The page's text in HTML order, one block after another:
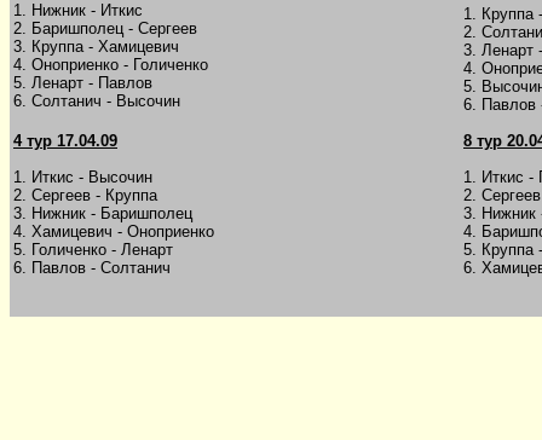
1. Нижник - Иткис
2. Баришполец - Сергеев
3. Круппа - Хамицевич
4. Оноприенко - Голиченко
5. Ленарт - Павлов
6. Солтанич - Высочин
4 тур 17.04.09
1. Иткис - Высочин
2. Сергеев - Круппа
3. Нижник - Баришполец
4. Хамицевич - Оноприенко
5. Голиченко - Ленарт
6. Павлов - Солтанич
1. Круппа
2.
3. Ленарт
4.
5.
6. Павлов
8 тур 2
1. Иткис -
2.
3. Нижник
4.
5. Круппа
6.